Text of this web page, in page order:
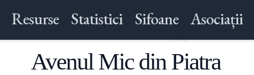
Resurse Statistici Sifoane Asociații
Avenul Mic din Piatra